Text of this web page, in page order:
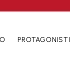
PROTAGONISTI